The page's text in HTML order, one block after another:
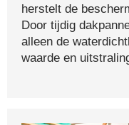
herstelt de
Door tijdig
alleen de
waarde en